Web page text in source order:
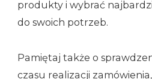
produkty i wybrać
do swoich potrzeb.
Pamiętaj także o
czasu realizacji